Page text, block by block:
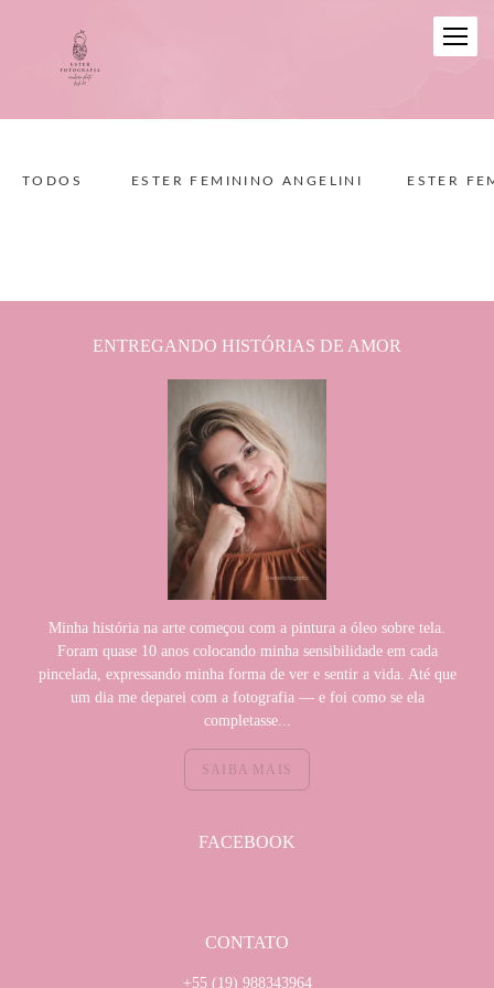
TODOS ESTER FEMININO ANGELINI ESTER
ENTREGANDO HISTÓRIAS DE AMOR
Minha história na arte começou com a pintura a óleo sobre tela.
Foram quase 10 anos colocando minha sensibilidade em cada
pincelada, expressando minha forma de ver e sentir a vida. Até que
um dia me deparei com a fotografia — e foi como se ela
completasse...
SAIBA MAIS
FACEBOOK
CONTATO
+55 (19) 988343964